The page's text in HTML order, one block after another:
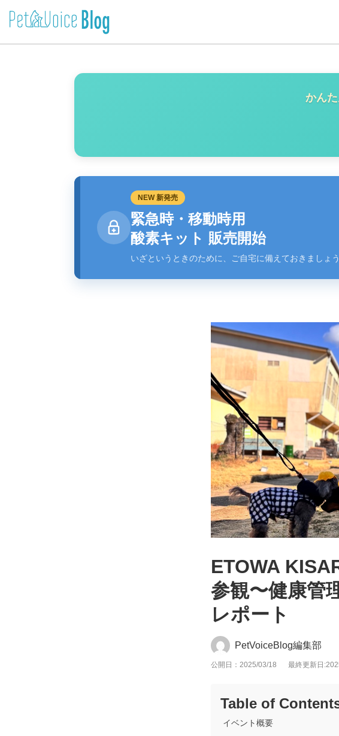
かん
NEW 新発売
緊急時・移動時用
酸素キット 販売開始
いざというときのために、ご自宅に備えておきましょう
ETOWA
参観〜健康管
レポート
PetVoiceBlog編集部
公開日：2025/03/18 最終更新日
Table of
イベント概要